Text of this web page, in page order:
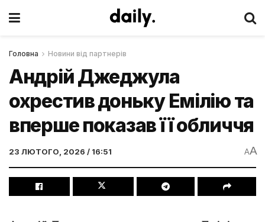
Головна Новини від партнерів
Андрій Джеджула
охрестив доньку Емілію та
вперше показав її обличчя
23 ЛЮТОГО, 2026 / 16:51 AA